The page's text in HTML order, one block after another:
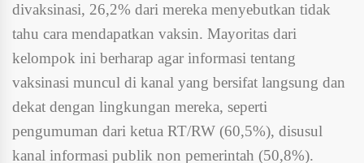
divaksinasi, 26,2% dari mereka menyebutkan tidak
tahu cara mendapatkan vaksin. Mayoritas dari
kelompok ini berharap agar informasi tentang
vaksinasi muncul di kanal yang bersifat langsung dan
dekat dengan lingkungan mereka, seperti
pengumuman dari ketua RT/RW (60,5%), disusul
kanal informasi publik non pemerintah (50,8%).